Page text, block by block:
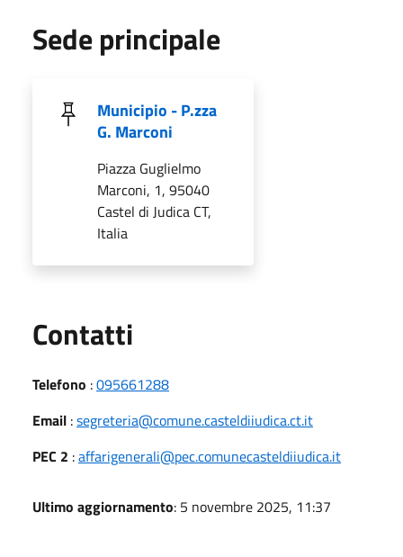
Sede principale
Municipio - P.zza
G. Marconi
Piazza Guglielmo
Marconi, 1, 95040
Castel di Judica CT,
Italia
Contatti
Telefono :095661288
Email :segreteria@comune.casteldiiudica.ct.it
PEC 2 :affarigenerali@pec.comunecasteldiiudica.it
Ultimo aggiornamento: 5 novembre 2025, 11:37